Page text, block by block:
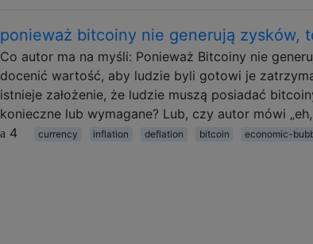
ponieważ bitcoiny nie generują zysków,
Co autor ma na myśli: Ponieważ Bitcoiny nie
docenić wartość, aby ludzie byli gotowi je
istnieje założenie, że ludzie muszą posiadać
konieczne lub wymagane? Lub, czy autor mówi
4
currency inflation deflation bitcoin economic-